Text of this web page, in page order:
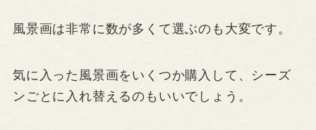
風景画は非常に数が多くて選ぶのも大変です。
気に入った風景画をいくつか購入して、シーズ
ンごとに入れ替えるのもいいでしょう。